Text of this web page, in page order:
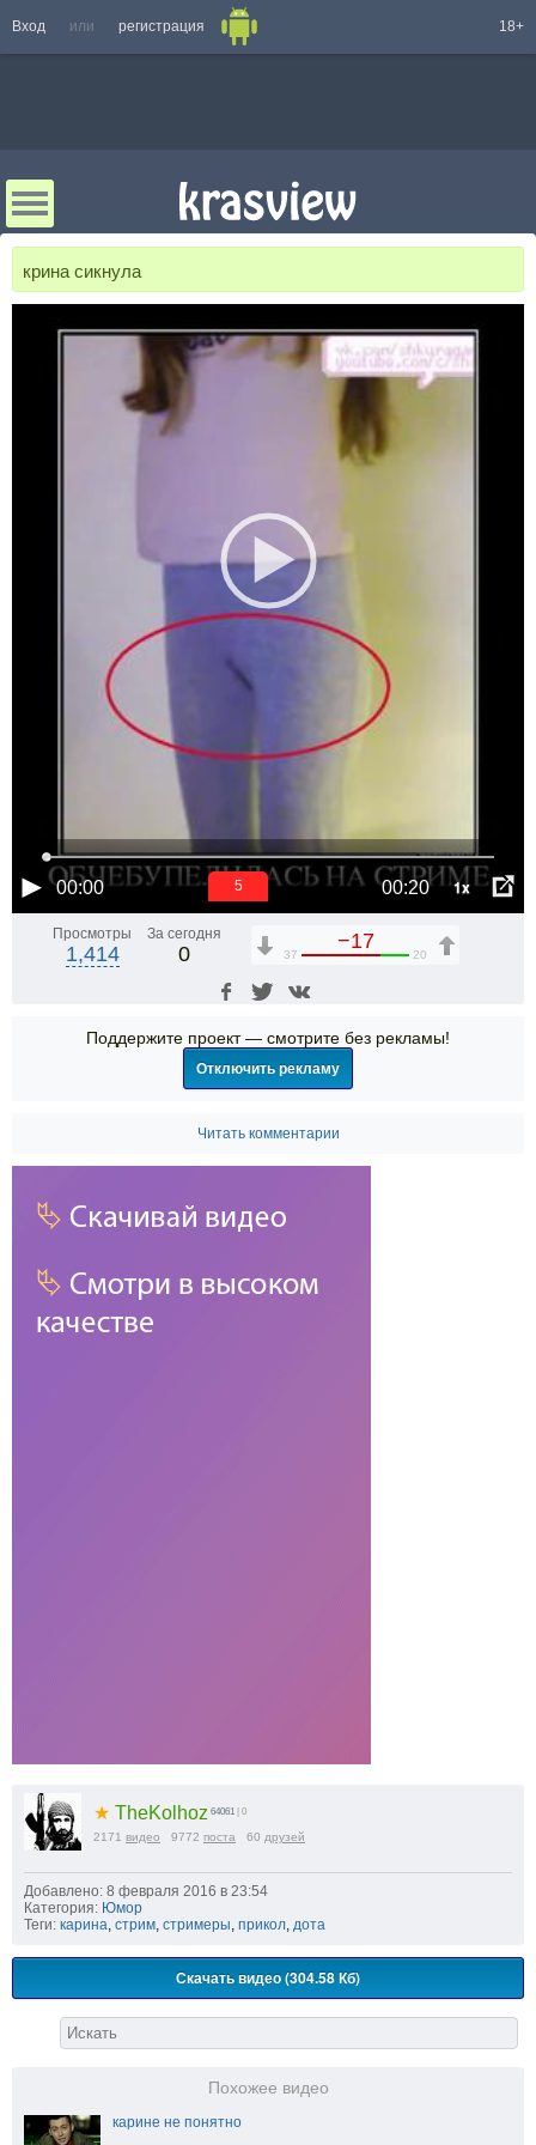
Вход или регистрация 18+
крина сикнула
00:00 00:20 1x
5
Просмотры
1,414
За сегодня
0
−17
37 20
Поддержите проект — смотрите без рекламы!
Отключить рекламу
Читать комментарии
★ TheKolhoz 64061 | 0
2171 видео 9772 поста 60 друзей
Добавлено: 8 февраля 2016 в 23:54
Категория: Юмор
Теги: карина, стрим, стримеры, прикол, дота
Скачать видео (304.58 Кб)
Похожее видео
карине не понятно